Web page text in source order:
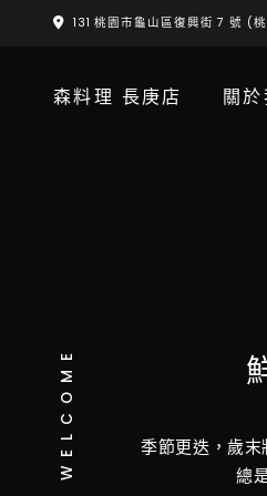
131 桃園市龜山區復興街 7 號 (
森料理 長庚店 關於
WELCOME
季節更迭，歲
總